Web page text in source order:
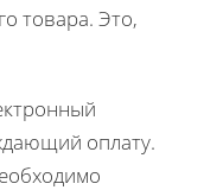
товара. Это,
оплату.